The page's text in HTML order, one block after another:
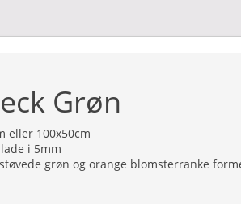
Grøn
eller 100x50cm
i 5mm
grøn og orange blomsterranke